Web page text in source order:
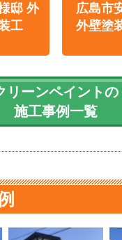
邸 外
工
広島市
外壁塗
リーンペイントの
施工事例一覧